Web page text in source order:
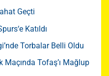
Geçti
Katıldı
Torbalar Belli Oldu
Maçında Tofaş’ı Mağlup